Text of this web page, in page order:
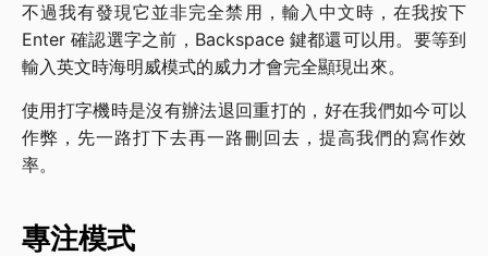
不過我有發現它並非完全禁用，輸入中文時，在我按下
Enter 確認選字之前，Backspace 鍵都還可以用。要等到
輸入英文時海明威模式的威力才會完全顯現出來。
使用打字機時是沒有辦法退回重打的，好在我們如今可以
作弊，先一路打下去再一路刪回去，提高我們的寫作效
率。
專注模式